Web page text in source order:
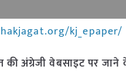
kj_epaper/
अंग्रेजी वेबसाइट पर